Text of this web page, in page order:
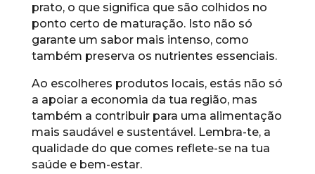
prato, o que significa que são colhidos no
ponto certo de maturação. Isto não só
garante um sabor mais intenso, como
também preserva os nutrientes essenciais.
Ao escolheres produtos locais, estás não só
a apoiar a economia da tua região, mas
também a contribuir para uma alimentação
mais saudável e sustentável. Lembra-te, a
qualidade do que comes reflete-se na tua
saúde e bem-estar.